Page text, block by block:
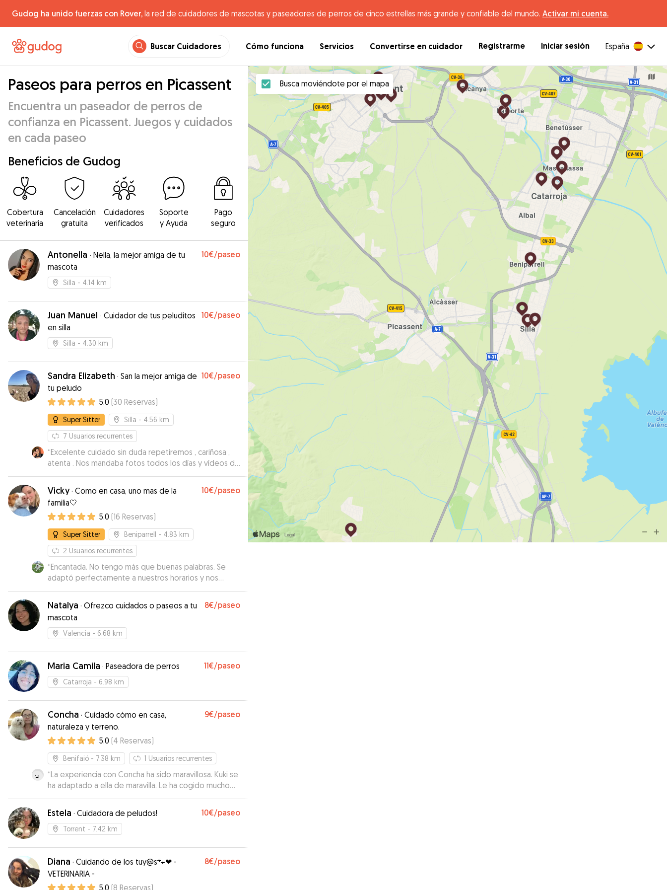
Gudog ha unido fuerzas con Rover, la red de cuidadores de mascotas y paseadores de perros de cinco estrellas más grande y confiable del mundo. Activar mi cuenta.
Buscar Cuidadores Cómo funciona Servicios Convertirse en cuidador Registrarme Iniciar sesión España
Paseos para perros en Picassent
Encuentra un paseador de perros de
confianza en Picassent. Juegos y cuidados
en cada paseo
Beneficios de Gudog
Cobertura
veterinaria
Cancelación
gratuita
Cuidadores
verificados
Soporte
y Ayuda
Pago
seguro
Antonella · Nella, la mejor amiga de tu
mascota
10€/paseo
Silla - 4.14 km
Juan Manuel · Cuidador de tus peluditos
en silla
10€/paseo
Silla - 4.30 km
Sandra Elizabeth · San la mejor amiga de
tu peludo
10€/paseo
5.0 (30 Reservas)
Super Sitter Silla - 4.56 km
7 Usuarios recurrentes
“Excelente cuidado sin duda repetiremos , cariñosa ,
atenta . Nos mandaba fotos todos los días y vídeos de
nuestro perrito . Una gran persona amante de los
animales
Vicky· Como en casa, uno mas de la
familia🤍
10€/paseo
5.0 (16 Reservas)
Super Sitter Beniparrell - 4.83 km
2 Usuarios recurrentes
“Encantada. No tengo más que buenas palabras. Se
adaptó perfectamente a nuestros horarios y nos
mandó fotos para que viéramos cómo estaba. La
recomiendo sin ninguna duda.
Natalya · Ofrezco cuidados o paseos a tu
mascota
8€/paseo
Valencia - 6.68 km
Maria Camila · Paseadora de perros 11€/paseo
Catarroja - 6.98 km
Concha · Cuidado cómo en casa,
naturaleza y terreno.
9€/paseo
5.0 (4 Reservas)
Benifaió - 7.38 km 1 Usuarios recurrentes
“La experiencia con Concha ha sido maravillosa. Kuki se
ha adaptado a ella de maravilla. Le ha cogido mucho
afecto y se nota el amor y los cuidados que ke ha
dado. Mi valoración es la máxima. La próxima vez
volveré a repetir. Además cabe valorar el lugar donde
están los perros. Un chalet muy bien acondicionado
gracias Concha.”
Estela · Cuidadora de peludos! 10€/paseo
Torrent - 7.42 km
Diana · Cuidando de los tuy@s🐾❤ -
VETERINARIA -
8€/paseo
5.0 (8 Reservas)
Busca moviéndote por el mapa